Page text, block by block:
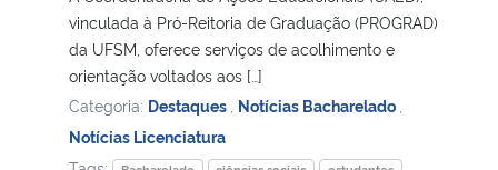
vinculada à Pró-Reitoria de Graduação (PROGRAD)
da UFSM, oferece serviços de acolhimento e
orientação voltados aos […]
Categoria: Destaques Notícias Bacharelado
Notícias Licenciatura